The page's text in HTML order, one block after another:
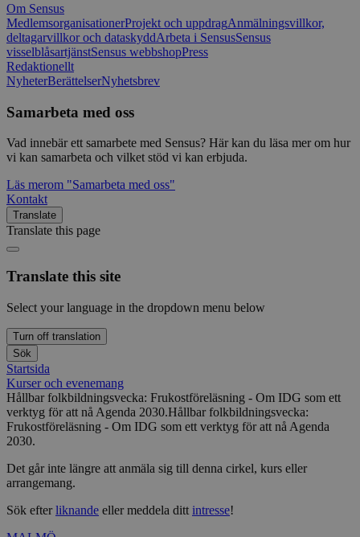
Om Sensus
MedlemsorganisationerProjekt och uppdragAnmälningsvillkor,
deltagarvillkor och dataskyddArbeta i SensusSensus
visselblåsartjänstSensus webbshopPress
Redaktionellt
NyheterBerättelserNyhetsbrev
Samarbeta med oss
Vad innebär ett samarbete med Sensus? Här kan du läsa mer om hur
vi kan samarbeta och vilket stöd vi kan erbjuda.
Läs merom "Samarbeta med oss"
Kontakt
Translate
Translate this page
Translate this site
Select your language in the dropdown menu below
Turn off translation
Sök
Startsida
Kurser och evenemang
Hållbar folkbildningsvecka: Frukostföreläsning - Om IDG som ett
verktyg för att nå Agenda 2030.Hållbar folkbildningsvecka:
Frukostföreläsning - Om IDG som ett verktyg för att nå Agenda
2030.
Det går inte längre att anmäla sig till denna cirkel, kurs eller
arrangemang.
Sök efterliknande eller meddela ditt intresse!